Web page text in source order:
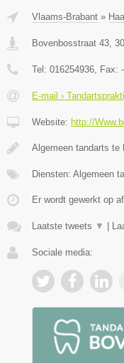
Vlaams-Brabant »
Bovenbosstraat 43
Tel: 016254936 , Fax: -
E-mail ›
Website: http://
Algemeen tandarts te
Diensten: Algemeen
Er wordt gewerkt op
Laatste tweets ▼ |
Sociale media: